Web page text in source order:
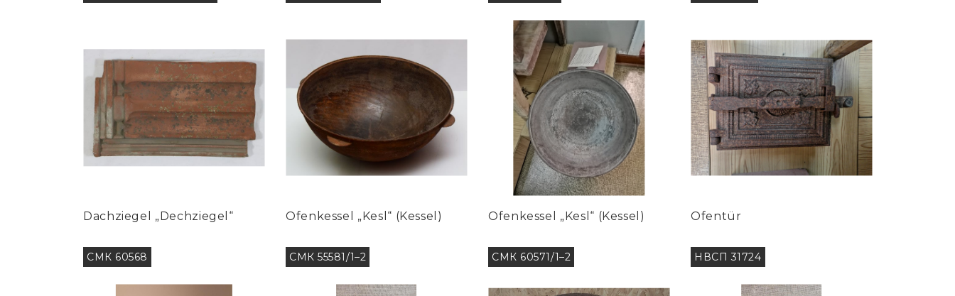
Dachziegel „Dechziegel“
СМК 60568
Ofenkessel „Kesl“ (Kessel)
СМК 55581/1–2
Ofenkessel „Kesl“ (Kessel)
СМК 60571/1–2
Ofentür
НВСП 31724